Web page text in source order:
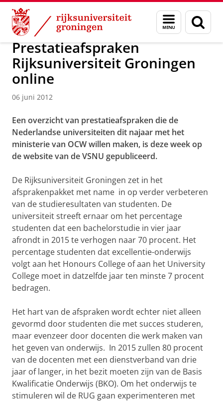
Skip
Content
Skip
Navigation
Menu
en
zoeken
Over ons Actueel Nieuws
Prestatieafspraken
Rijksuniversiteit Groningen
online
06 juni 2012
Een overzicht van prestatieafspraken die de
Nederlandse universiteiten dit najaar met het
ministerie van OCW willen maken, is deze week op
de website van de VSNU gepubliceerd.
De Rijksuniversiteit Groningen zet in het
afsprakenpakket met name in op verder verbeteren
van de studieresultaten van studenten. De
universiteit streeft ernaar om het percentage
studenten dat een bachelorstudie in vier jaar
afrondt in 2015 te verhogen naar 70 procent. Het
percentage studenten dat excellentie-onderwijs
volgt aan het Honours College of aan het University
College moet in datzelfde jaar ten minste 7 procent
bedragen.
Het hart van de afspraken wordt echter niet alleen
gevormd door studenten die met succes studeren,
maar evenzeer door docenten die werk maken van
het geven van onderwijs. In 2015 zullen 80 procent
van de docenten met een dienstverband van drie
jaar of langer, in het bezit moeten zijn van de Basis
Kwalificatie Onderwijs (BKO). Om het onderwijs te
stimuleren wil de RUG gaan experimenteren met